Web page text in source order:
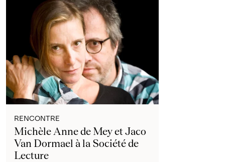
RENCONTRE
Michèle Anne de Mey et Jaco
Van Dormael à la Société de
Lecture